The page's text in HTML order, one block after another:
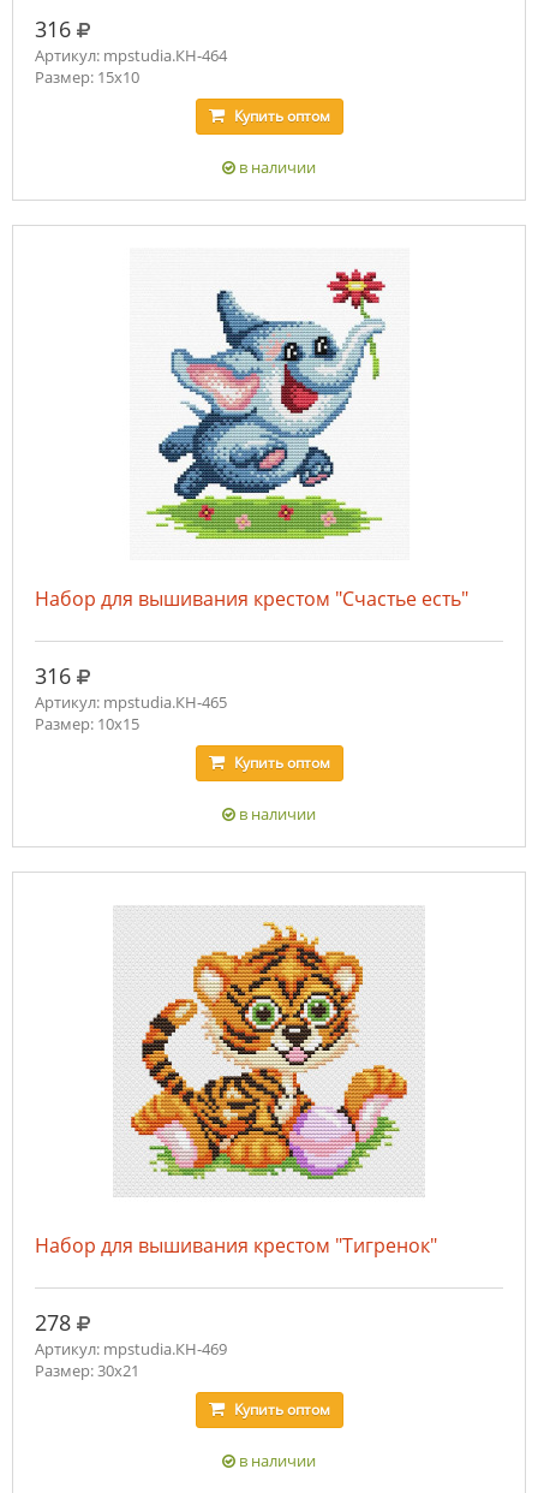
316 руб.
Артикул: mpstudia.КН-464
Размер: 15x10
Купитьоптом
в наличии
Набор для вышивания крестом "Счастье есть"
316 руб.
Артикул: mpstudia.КН-465
Размер: 10x15
Купитьоптом
в наличии
Набор для вышивания крестом "Тигренок"
278 руб.
Артикул: mpstudia.КН-469
Размер: 30х21
Купитьоптом
в наличии